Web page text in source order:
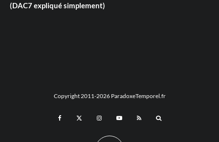
(DAC7 expliqué simplement)
Copyright 2011-2026 ParadoxeTemporel.fr